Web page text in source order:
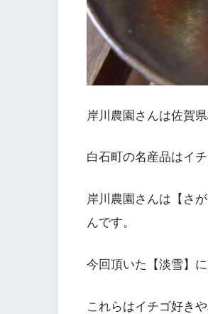
岸川農園さんは佐賀
白石町の名産品はイ
岸川農園さんは【さ
んです。
今回頂いた【淡雪】
これらはイチゴ好き